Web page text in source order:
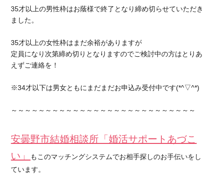
35才以上の男性枠はお蔭様で終了となり締め切らせていただき
ました。
35才以上の女性枠はまだ余裕がありますが
定員になり次第締め切りとなりますのでご検討中の方はとりあ
えずご連絡を！
※34才以下は男女ともにまだまだお申込み受付中です(*^▽^*)
～～～～～～～～～～～～～～～～～～～～～～～～～～～
安曇野市結婚相談所「婚活サポートあづこ
い」
もこのマッチングシステムでお相手探しのお手伝いをし
ています。